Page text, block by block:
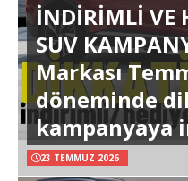
İNDİRİMLİ VE
SUV
Markası
döneminde
kampanyaya
23 TEMMUZ 2026